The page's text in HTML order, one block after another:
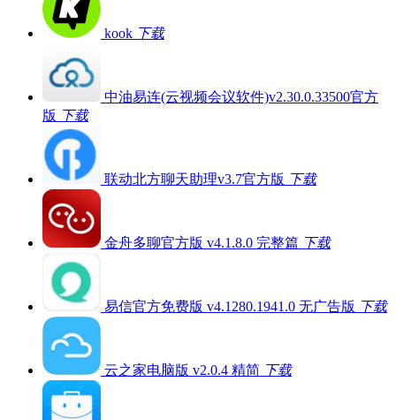
kook 下载
中油易连(云视频会议软件)v2.30.0.33500官方
版 下载
联动北方聊天助理v3.7官方版 下载
金舟多聊官方版 v4.1.8.0 完整篇 下载
易信官方免费版 v4.1280.1941.0 无广告版 下载
云之家电脑版 v2.0.4 精简 下载